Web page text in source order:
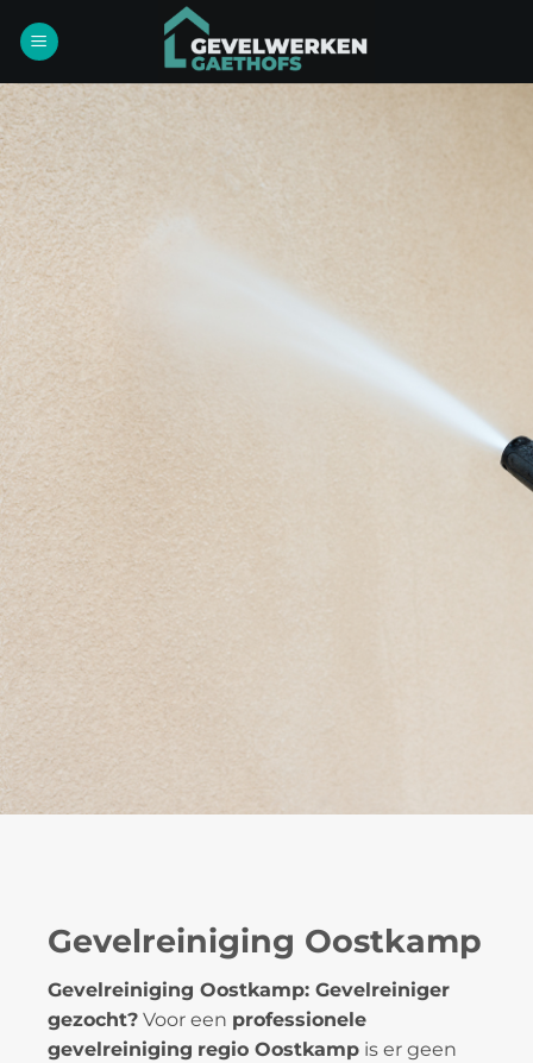
naar
Gevelreiniging Oostkamp
Gevelreiniging Oostkamp: Gevelreiniger
gezocht? Voor een professionele
gevelreiniging regio Oostkamp is er geen